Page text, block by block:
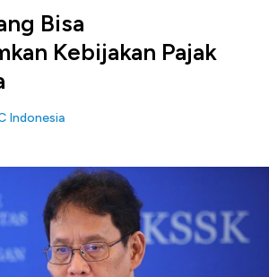
Bisa
Kebijakan Pajak
Indonesia